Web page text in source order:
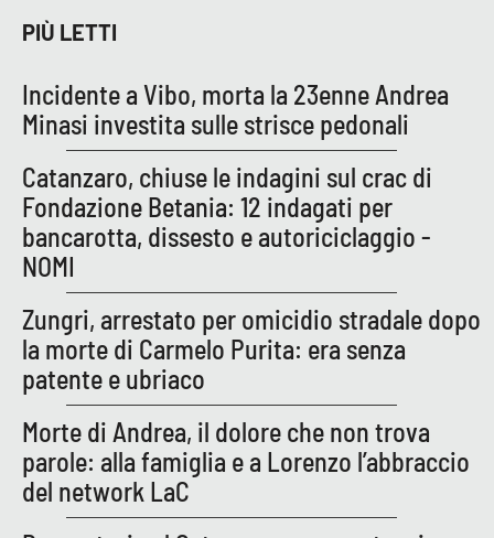
Sport
RUBRICHE
Good Morning Vietnam
Parchi Marini Calabria
Leggendo Alvaro insieme
Imprese Di Calabria
Le perfidie di Antonella Grippo
Venti di comunicazione
PIÙ LETTI
Incidente a Vibo, morta la 23enne Andrea
Minasi investita sulle strisce pedonali
Catanzaro, chiuse le indagini sul crac di
Fondazione Betania: 12 indagati per
bancarotta, dissesto e autoriciclaggio -
NOMI
Zungri, arrestato per omicidio stradale dopo
la morte di Carmelo Purita: era senza
patente e ubriaco
Morte di Andrea, il dolore che non trova
parole: alla famiglia e a Lorenzo l’abbraccio
del network LaC